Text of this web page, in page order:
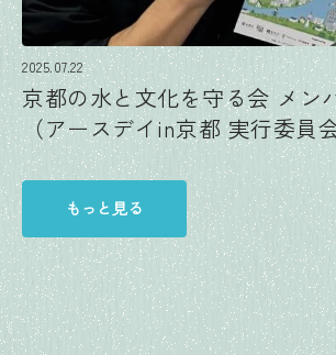
2025.07.22
京都の水と文化を守る会 メン
（アースデイin京都 実行委員
もっと見る